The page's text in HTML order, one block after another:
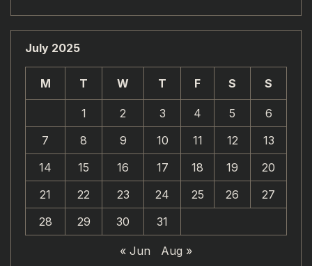
July 2025
M T W T F S S
1 2 3 4 5
6
7
8 9 10 11 12
13
14
15 16 17 18 19
20
21
22 23 24 25 26
27
28
29 30 31
« Jun Aug »